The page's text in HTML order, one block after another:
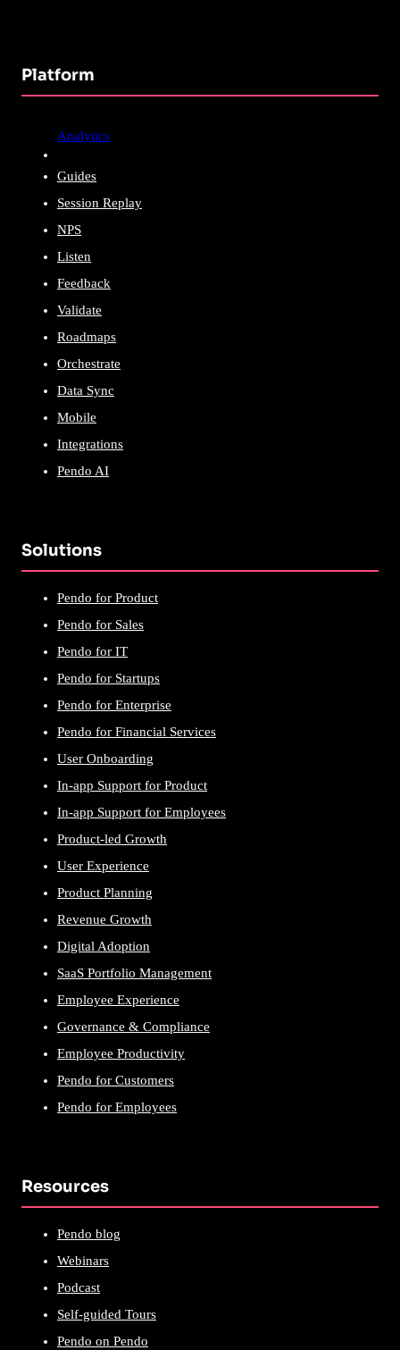
Platform
Analytics
Guides
Session Replay
NPS
Listen
Feedback
Validate
Roadmaps
Orchestrate
Data Sync
Mobile
Integrations
Pendo AI
Solutions
Pendo for Product
Pendo for Sales
Pendo for IT
Pendo for Startups
Pendo for Enterprise
Pendo for Financial Services
User Onboarding
In-app Support for Product
In-app Support for Employees
Product-led Growth
User Experience
Product Planning
Revenue Growth
Digital Adoption
SaaS Portfolio Management
Employee Experience
Governance & Compliance
Employee Productivity
Pendo for Customers
Pendo for Employees
Resources
Pendo blog
Webinars
Podcast
Self-guided Tours
Pendo on Pendo